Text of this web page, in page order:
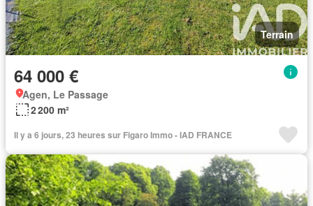
Terrain
64 000 €
Agen, Le Passage
2 200 m²
Il y a 6 jours, 23 heures sur Figaro Immo - IAD FRANCE